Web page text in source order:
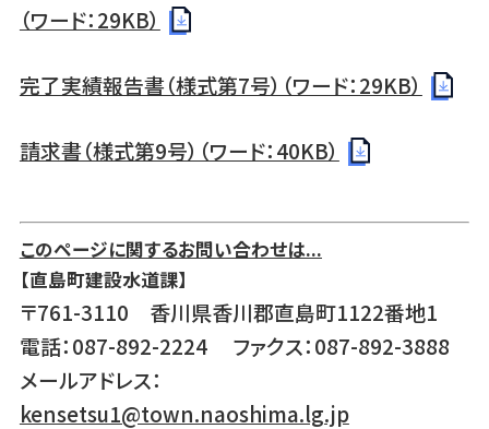
（ワード：29KB）
完了実績報告書（様式第7号）（ワード：29KB）
請求書（様式第9号）（ワード：40KB）
このページに関するお問い合わせは...
【直島町建設水道課】
〒761-3110 香川県香川郡直島町1122番地1
電話：087-892-2224 ファクス：087-892-3888
メールアドレス：
kensetsu1@town.naoshima.lg.jp